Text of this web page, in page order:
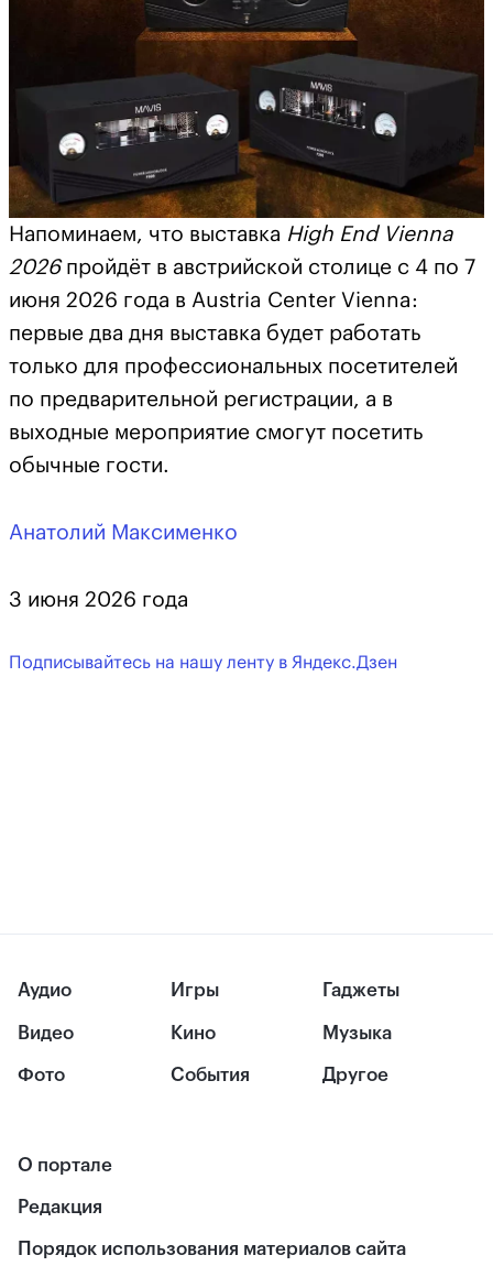
Напоминаем, что выставка High End Vienna
2026пройдёт в австрийской столице с 4 по 7
июня 2026 года в Austria Center Vienna:
первые два дня выставка будет работать
только для профессиональных посетителей
по предварительной регистрации, а в
выходные мероприятие смогут посетить
обычные гости.
Анатолий Максименко
3 июня 2026 года
Подписывайтесь на нашу ленту в Яндекс.Дзен
Аудио
Видео
Фото
Игры
Кино
События
Гаджеты
Музыка
Другое
О портале
Редакция
Порядок использования материалов сайта